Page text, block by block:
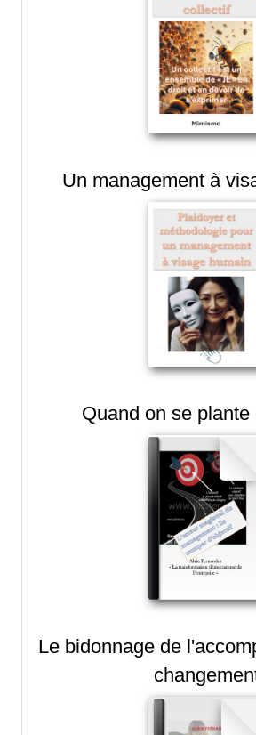
Un management à
Quand on se
Le bidonnage de